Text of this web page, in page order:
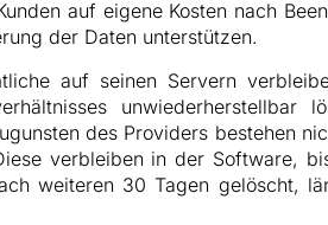
auf eigene Kosten nach
der Daten unterstützen.
auf seinen Servern
unwiederherstellbar
des Providers bestehen
verbleiben in der Software,
weiteren 30 Tagen gelöscht,